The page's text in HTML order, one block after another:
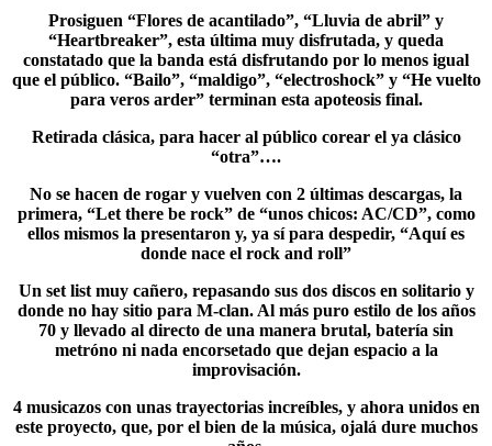
Prosiguen “Flores de acantilado”, “Lluvia de abril” y
“Heartbreaker”, esta última muy disfrutada, y queda
constatado que la banda está disfrutando por lo menos igual
que el público. “Bailo”, “maldigo”, “electroshock” y “He vuelto
para veros arder” terminan esta apoteosis final.
Retirada clásica, para hacer al público corear el ya clásico
“otra”….
No se hacen de rogar y vuelven con 2 últimas descargas, la
primera, “Let there be rock” de “unos chicos: AC/CD”, como
ellos mismos la presentaron y, ya sí para despedir, “Aquí es
donde nace el rock and roll”
Un set list muy cañero, repasando sus dos discos en solitario y
donde no hay sitio para M-clan. Al más puro estilo de los años
70 y llevado al directo de una manera brutal, batería sin
metróno ni nada encorsetado que dejan espacio a la
improvisación.
4 musicazos con unas trayectorias increíbles, y ahora unidos en
este proyecto, que, por el bien de la música, ojalá dure muchos